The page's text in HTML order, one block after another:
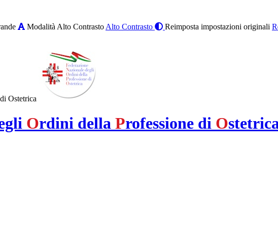
Modalità Alto Contrasto Alto Contrasto Reimposta impostazioni originali
Ostetrica
Ordini della Professione di O